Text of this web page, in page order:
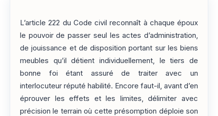
L’article 222 du Code civil reconnaît à chaque époux
le pouvoir de passer seul les actes d’administration,
de jouissance et de disposition portant sur les biens
meubles qu’il détient individuellement, le tiers de
bonne foi étant assuré de traiter avec un
interlocuteur réputé habilité. Encore faut-il, avant d’en
éprouver les effets et les limites, délimiter avec
précision le terrain où cette présomption déploie son